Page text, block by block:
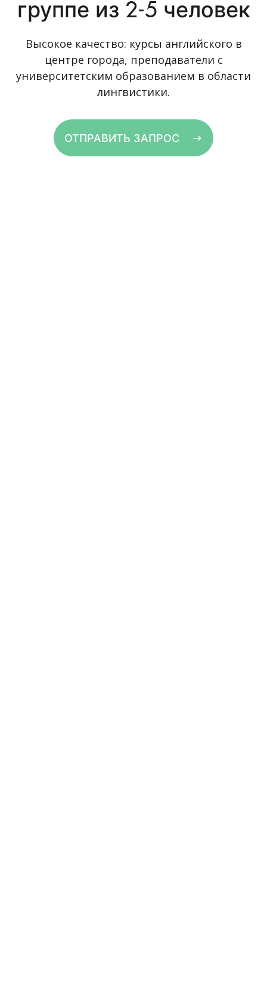
группе из 2-5 человек
Высокое качество: курсы английского в
центре города, преподаватели с
университетским образованием в области
лингвистики.
ОТПРАВИТЬ ЗАПРОС